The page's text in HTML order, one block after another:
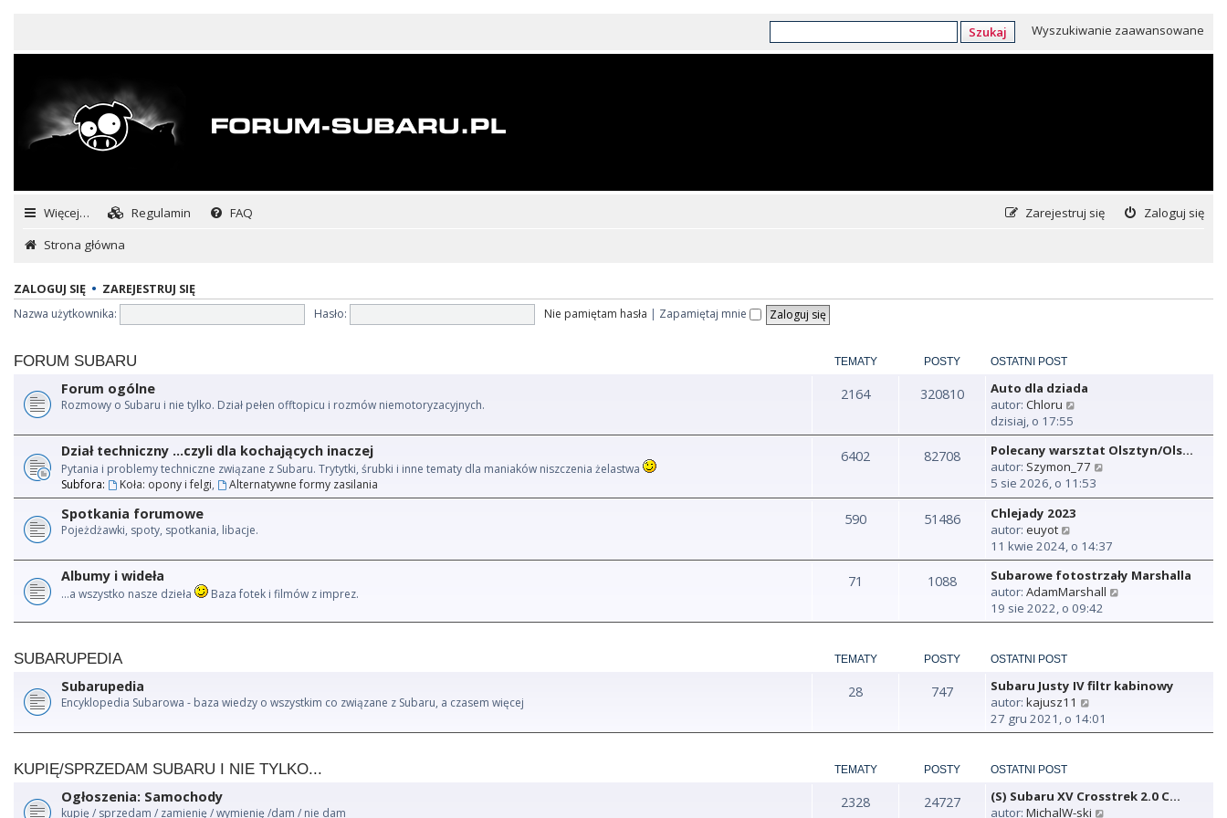
Szukaj Wyszukiwanie zaawansowane
Więcej… Regulamin FAQ Zaloguj się
Zarejestruj się
Strona główna
ZALOGUJ SIĘ • ZAREJESTRUJ SIĘ
Nazwa użytkownika:
Hasło: Nie pamiętam hasła | Zapamiętaj mnie
FORUM SUBARU TEMATY POSTY OSTATNI POST
Forum ogólne
Rozmowy o Subaru i nie tylko. Dział pełen offtopicu i rozmów niemotoryzacyjnych.
2164 320810
Auto dla dziada
autor: Chloru
ś
w
i
e
t
a
n
o
w
p
o
s
t
dzisiaj, o 17:55
Dział techniczny ...czyli dla kochających inaczej
Pytania i problemy techniczne związane z Subaru. Trytytki, śrubki i inne tematy dla maniaków niszczenia żelastwa
Subfora:
Koła: opony i felgi, Alternatywne formy zasilania
6402 82708
Polecany warsztat Olsztyn/Ols…
autor: Szymon_77
ś
e
t
l
n
s
y
t
5 sie 2026, o 11:53
Spotkania forumowe
Pojeżdżawki, spoty, spotkania, libacje.
590 51486
Chlejady 2023
autor: euyot
y
ś
w
i
e
t
j
n
o
y
p
11 kwie 2024, o 14:37
Albumy i wideła
...a wszystko nasze dzieła Baza fotek i filmów z imprez.
71 1088
Subarowe fotostrzały Marshalla
autor: AdamMarshall
ś
t
a
w
19 sie 2022, o 09:42
SUBARUPEDIA TEMATY POSTY OSTATNI POST
Subarupedia
Encyklopedia Subarowa - baza wiedzy o wszystkim co związane z Subaru, a czasem więcej
28 747
Subaru Justy IV filtr kabinowy
autor: kajusz11
y
ś
t
27 gru 2021, o 14:01
KUPIĘ/SPRZEDAM SUBARU I NIE TYLKO... TEMATY POSTY OSTATNI POST
Ogłoszenia: Samochody
kupię / sprzedam / zamienię / wymienię /dam / nie dam
2328 24727
(S) Subaru XV Crosstrek 2.0 C…
autor: MichalW-ski